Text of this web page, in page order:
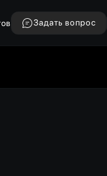
Задать вопрос